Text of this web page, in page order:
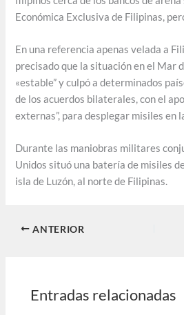
Económica Exclusiva de Filipinas,
En una referencia apenas velada a
precisado que la situación en el Mar
«estable” y culpó a determinados
de los acuerdos bilaterales, con el
externas”, para desplegar misiles en
Durante las maniobras militares
Unidos situó una batería de misiles
isla de Luzón, al norte de Filipinas.
ANTERIOR
Entradas relacionadas